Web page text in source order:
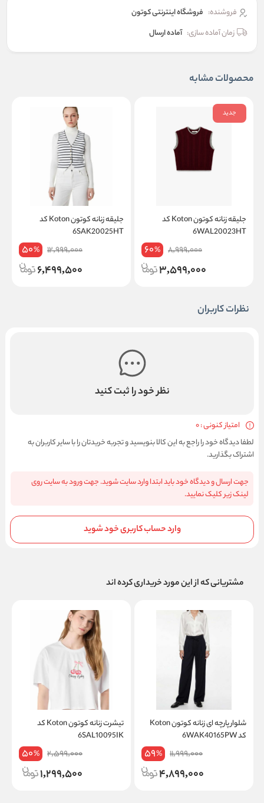
فروشنده: فروشگاه اینترنتی کوتون
زمان آماده سازی: آماده ارسال
محصولات مشابه
جدید
جلیقه زنانه کوتون Koton کد
6WAL20023HT
8,999,000
60%
3,599,000
جلیقه زنانه کوتون Koton کد
6SAK20025HT
12,999,000
50%
6,499,500
نظرات کاربران
نظر خود را ثبت کنید
امتیاز کنونی : 0
لطفا دیدگاه خود را راجع به این کالا بنویسید و تجربه خریدتان را با سایر کاربران به
اشتراک بگذارید.
جهت ارسال و دیدگاه خود باید ابتدا وارد سایت شوید. جهت ورود به سایت روی
لینک زیر کلیک نمایید.
وارد حساب کاربری خود شوید
مشتریانی که از این مورد خریداری کرده اند
شلوار پارچه ای زنانه کوتون Koton
کد 6WAK40165PW
11,999,000
59%
4,899,000
تیشرت زنانه کوتون Koton کد
6SAL10095IK
2,599,000
50%
1,299,500